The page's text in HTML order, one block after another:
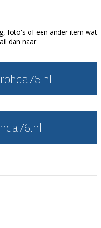
foto's of een ander item wat
dan naar